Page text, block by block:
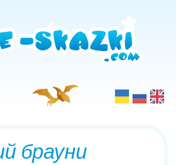
брауни